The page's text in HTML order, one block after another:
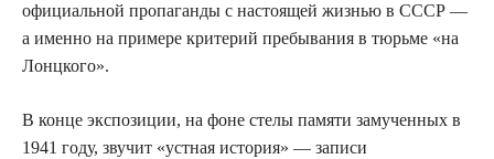
официальной пропаганды с настоящей жизнью в СССР —
а именно на примере критерий пребывания в тюрьме «на
Лонцкого».
В конце экспозиции, на фоне стелы памяти замученных в
1941 году, звучит «устная история» — записи